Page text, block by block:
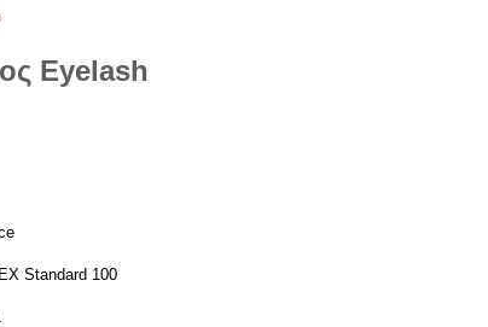
Eyelash
Standard 100